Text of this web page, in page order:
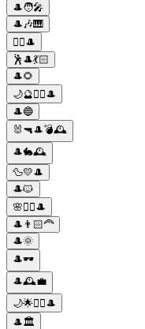
🎩🧑‍🎤
🎩🎶🎹
🧙‍♀️🎩
🕺🎩💃🏻
🎩🌻
🌙🔮🧙‍♀️🎩
🎩🔵
🐰🔫🎩💣🕰️
🎩🐇🕰️
🦆💛🎩
🎩🐱
🌸🧙‍♀️🎩
🎩👨🏻‍🦰
🎩🌞
🎩🕶️
🎩🕰️💼
🌙🌟🧙‍♀️🎩
🎩🏛️